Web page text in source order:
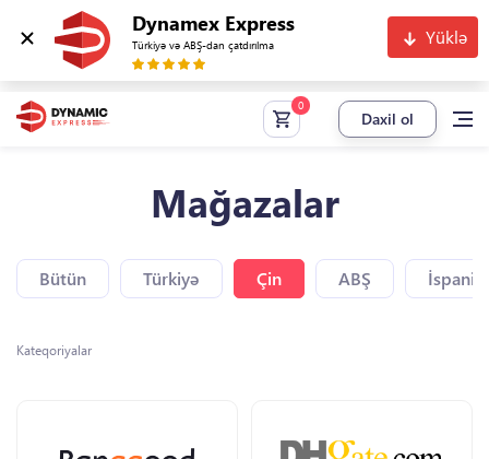
Dynamex Express
Türkiyə və ABŞ-dan çatdırılma Yüklə
Daxil ol
Mağazalar
Bütün Türkiyə Çin ABŞ
Kateqoriyalar